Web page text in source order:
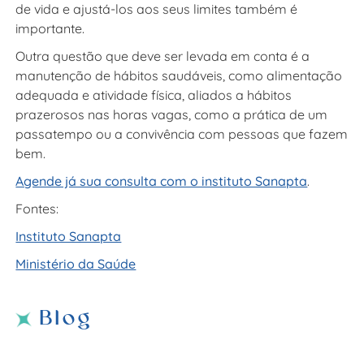
de vida e ajustá-los aos seus limites também é
importante.
Outra questão que deve ser levada em conta é a
manutenção de hábitos saudáveis, como alimentação
adequada e atividade física, aliados a hábitos
prazerosos nas horas vagas, como a prática de um
passatempo ou a convivência com pessoas que fazem
bem.
Agende já sua consulta com o instituto Sanapta.
Fontes:
Instituto Sanapta
Ministério da Saúde
Blog